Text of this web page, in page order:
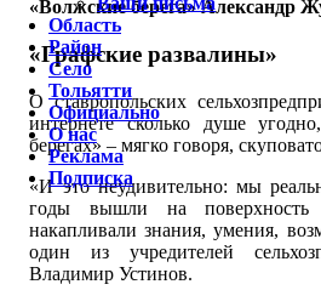
«Волжские берега» Александр
«Графские развалины»
О ставропольских
интернете сколько душе
берегах» – мягко говоря,
«И это неудивительно: мы
годы вышли на
накапливали знания, умения,
один из учредителей
Владимир Устинов.
Область
Район
Село
Тольятти
Официально
О нас
Реклама
Подписка